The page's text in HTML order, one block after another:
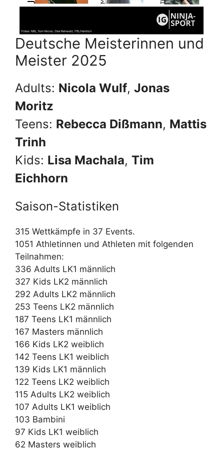
Deutsche Meisterinnen und
Meister 2025
Adults: Nicola Wulf, Jonas
Moritz
Teens: Rebecca Dißmann, Mattis
Trinh
Kids: Lisa Machala, Tim
Eichhorn
Saison-Statistiken
315 Wettkämpfe in 37 Events.
1051 Athletinnen und Athleten mit folgenden
Teilnahmen:
336 Adults LK1 männlich
327 Kids LK2 männlich
292 Adults LK2 männlich
253 Teens LK2 männlich
187 Teens LK1 männlich
167 Masters männlich
166 Kids LK2 weiblich
142 Teens LK1 weiblich
139 Kids LK1 männlich
122 Teens LK2 weiblich
115 Adults LK2 weiblich
107 Adults LK1 weiblich
103 Bambini
97 Kids LK1 weiblich
62 Masters weiblich